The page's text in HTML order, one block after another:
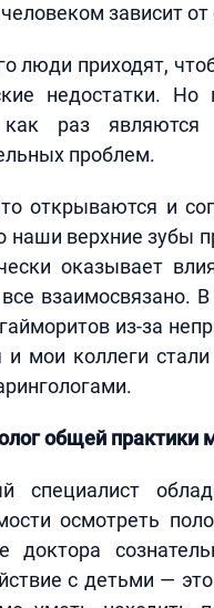
зависит
люди приходят,
недостатки.
раз являются
проблем.
открываются и
наши верхние зубы
оказывает
взаимосвязано.
из-за
и мои коллеги
общей практики
специалист
осмотреть
доктора
с детьми —